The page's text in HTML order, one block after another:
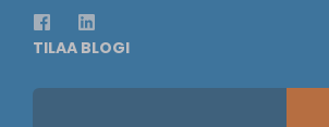
TILAA BLOGI